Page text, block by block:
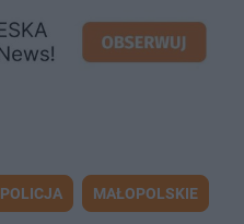
POLICJA MAŁOPOLSKIE